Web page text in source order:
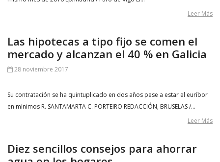
Leer Más
Las hipotecas a tipo fijo se comen el
mercado y alcanzan el 40 % en Galicia
28 noviembre 2017
Su contratación se ha quintuplicado en dos años pese a estar el euríbor
en mínimos R. SANTAMARTA C. PORTEIRO REDACCIÓN, BRUSELAS /…
Leer Más
Diez sencillos consejos para ahorrar